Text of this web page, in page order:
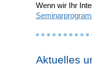
Wenn wir Ihr
Aktuelles